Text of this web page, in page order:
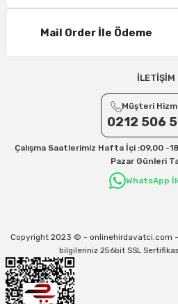
Mail Order İle Ödeme
İLETİŞİM
Müşteri
0212 506
Çalışma Saatlerimiz Hafta İçi :09,00 -
Pazar Günleri
WhatsApp
Copyright 2023 © - onlinehirdavatci.com -
bilgileriniz 256bit SSL